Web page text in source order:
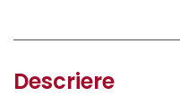
Descriere